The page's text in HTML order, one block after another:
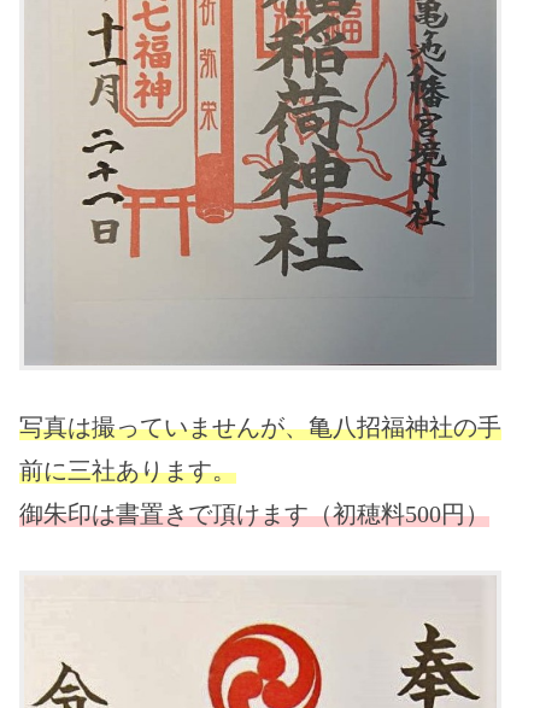
写真は撮っていませんが、亀八招福神社の手
前に三社あります。
御朱印は書置きで頂けます（初穂料500円）